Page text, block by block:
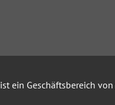
ist ein Geschäftsbereich von